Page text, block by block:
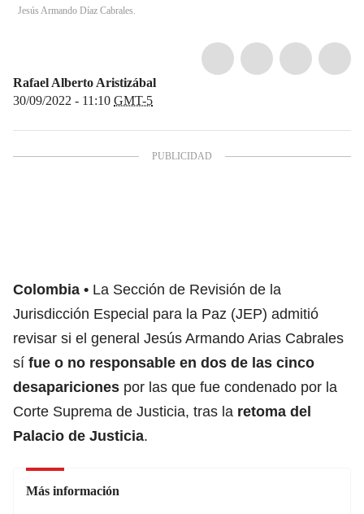
Jesús Armando Díaz Cabrales.
Rafael Alberto Aristizábal
30/09/2022 - 11:10 GMT-5
Colombia
La Sección de Revisión de la
Jurisdicción Especial para la Paz (JEP) admitió
revisar si el general Jesús Armando Arias Cabrales
sí fue o no responsable en dos de las cinco
desapariciones por las que fue condenado por la
Corte Suprema de Justicia, tras la retoma del
Palacio de Justicia.
Más información